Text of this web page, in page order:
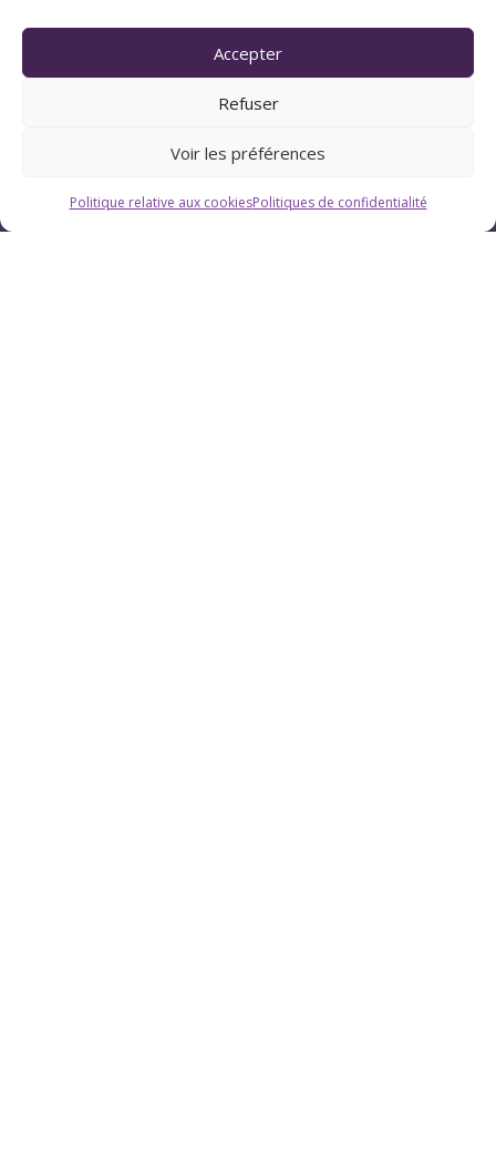
Accepter
Refuser
Voir les préférences
Politique relative aux cookiesPolitiques de confidentialité